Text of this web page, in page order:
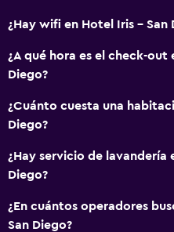
Servicios y facilidades
Cajero automático/banco
Servicio de despertador
Acceso con llave
Acceso con tarjeta
Check-out exprés
Recepción 24 horas
¿Hay wifi en Hotel Iris - San
¿A qué hora es el check-out
Diego?
¿Cuánto cuesta una
Diego?
¿Hay servicio de lavandería
Diego?
¿En cuántos operadores
San Diego?